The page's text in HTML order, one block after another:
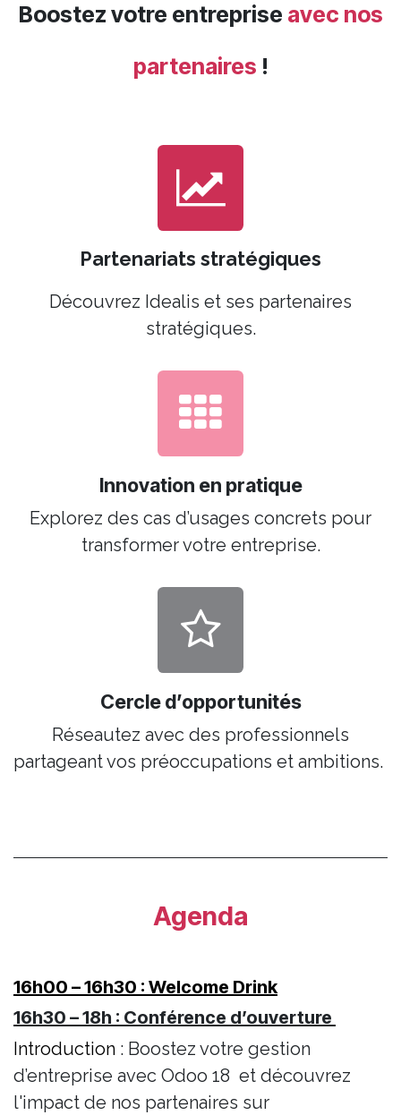
Boostez votre entreprise avec nos
partenaires !
Partenariats stratégiques
Découvrez Idealis et ses partenaires
stratégiques.
Innovation en pratique
Explorez des cas d’usages concrets pour
transformer votre entreprise.
Cercle d’opportunités
Réseautez avec des professionnels
partageant vos préoccupations et ambitions.
Agenda
16h00 – 16h30 : Welcome Drink
16h30 – 18h : Conférence d’ouverture
Introduction : Boostez votre gestion
d’entreprise avec Odoo 18 et découvrez
l'impact de nos partenaires sur